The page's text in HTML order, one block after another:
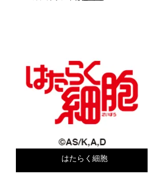
はたらく細胞